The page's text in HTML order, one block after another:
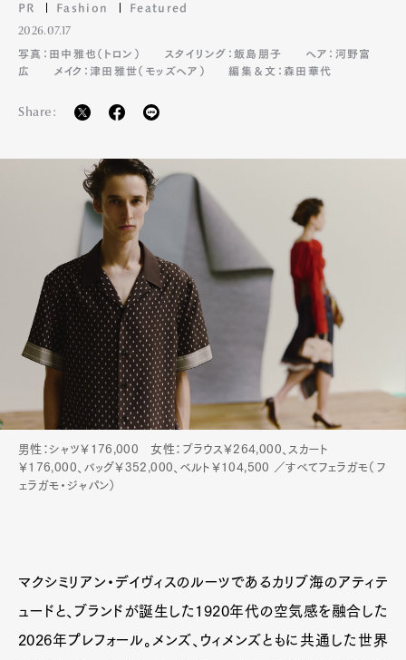
Art&DesignWatch
ProductCulture
Pen Membership
Magazine
Official Columnist
About
Contact
Pen Meet
Pen international Pen tw
PR Fashion Featured
2026.07.17
写真：田中雅也（トロン）
スタイリング：飯島朋子
ヘア：河野富
広
メイク：津田雅世（モッズヘア） 編集＆文：森田華代
Share:
男性：シャツ￥176,000 女性：ブラウス￥264,000、スカート
￥176,000、バッグ￥352,000、ベルト￥104,500 ／すべてフェラガモ（フ
ェラガモ・ジャパン）
マクシミリアン・デイヴィスのルーツであるカリブ海のアティテ
ュードと、ブランドが誕生した1920年代の空気感を融合した
2026年プレフォール。メンズ、ウィメンズともに共通した世界